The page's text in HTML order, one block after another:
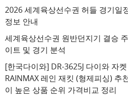
2026 세계육상선수권 허들 경기일
정보 안내
세계육상선수권 원반던지기 결승
이트 및 경기 분석
[한국다이와] DR-3625J 다이와 자
RAINMAX 레인 재킷 (형제피싱) 추
이 높은 상품 순위 가격비교 정리